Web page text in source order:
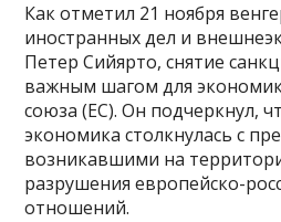
Как отметил 21 ноября
иностранных дел и
Петер Сийярто, снятие
важным шагом для
союза (ЕС). Он подчеркнул,
экономика столкнулась с
возникавшими на
разрушения европейско-
отношений.